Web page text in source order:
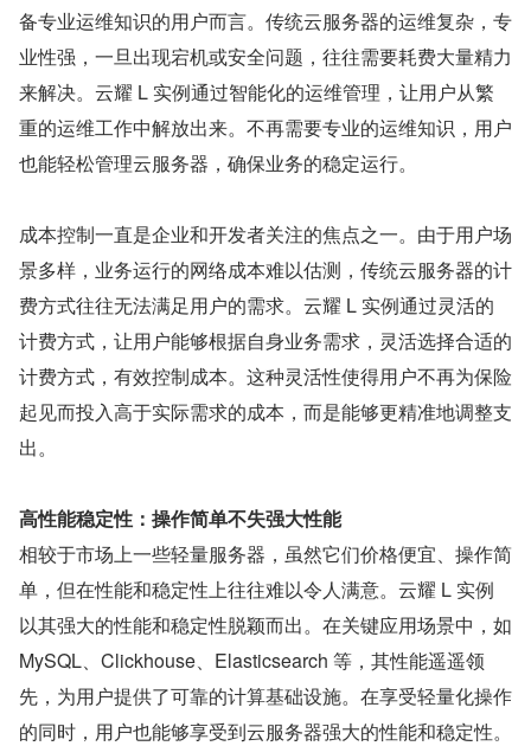
备专业运维知识的用户而言。传统云服务器的运维复杂，专
业性强，一旦出现宕机或安全问题，往往需要耗费大量精力
来解决。云耀 L 实例通过智能化的运维管理，让用户从繁
重的运维工作中解放出来。不再需要专业的运维知识，用户
也能轻松管理云服务器，确保业务的稳定运行。
成本控制一直是企业和开发者关注的焦点之一。由于用户场
景多样，业务运行的网络成本难以估测，传统云服务器的计
费方式往往无法满足用户的需求。云耀 L 实例通过灵活的
计费方式，让用户能够根据自身业务需求，灵活选择合适的
计费方式，有效控制成本。这种灵活性使得用户不再为保险
起见而投入高于实际需求的成本，而是能够更精准地调整支
出。
高性能稳定性：操作简单不失强大性能
相较于市场上一些轻量服务器，虽然它们价格便宜、操作简
单，但在性能和稳定性上往往难以令人满意。云耀 L 实例
以其强大的性能和稳定性脱颖而出。在关键应用场景中，如
MySQL、Clickhouse、Elasticsearch 等，其性能遥遥领
先，为用户提供了可靠的计算基础设施。在享受轻量化操作
的同时，用户也能够享受到云服务器强大的性能和稳定性。